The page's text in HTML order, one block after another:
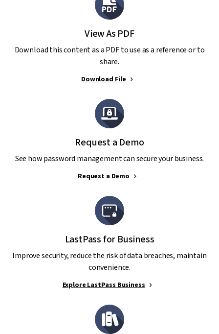
View As PDF
Download this content as a PDF to use as a reference or to
share.
Download File
Request a Demo
See how password management can secure your business.
Request a Demo
LastPass for Business
Improve security, reduce the risk of data breaches, maintain
convenience.
Explore LastPass Business